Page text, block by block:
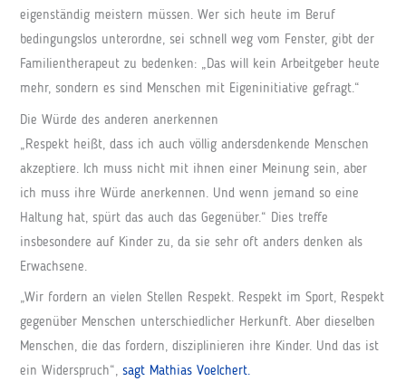
eigenständig meistern müssen. Wer sich heute im Beruf
bedingungslos unterordne, sei schnell weg vom Fenster, gibt der
Familientherapeut zu bedenken: „Das will kein Arbeitgeber heute
mehr, sondern es sind Menschen mit Eigeninitiative gefragt.“
Die Würde des anderen anerkennen
„Respekt heißt, dass ich auch völlig andersdenkende Menschen
akzeptiere. Ich muss nicht mit ihnen einer Meinung sein, aber
ich muss ihre Würde anerkennen. Und wenn jemand so eine
Haltung hat, spürt das auch das Gegenüber.“ Dies treffe
insbesondere auf Kinder zu, da sie sehr oft anders denken als
Erwachsene.
„Wir fordern an vielen Stellen Respekt. Respekt im Sport, Respekt
gegenüber Menschen unterschiedlicher Herkunft. Aber dieselben
Menschen, die das fordern, disziplinieren ihre Kinder. Und das ist
ein Widerspruch“,sagt Mathias Voelchert.